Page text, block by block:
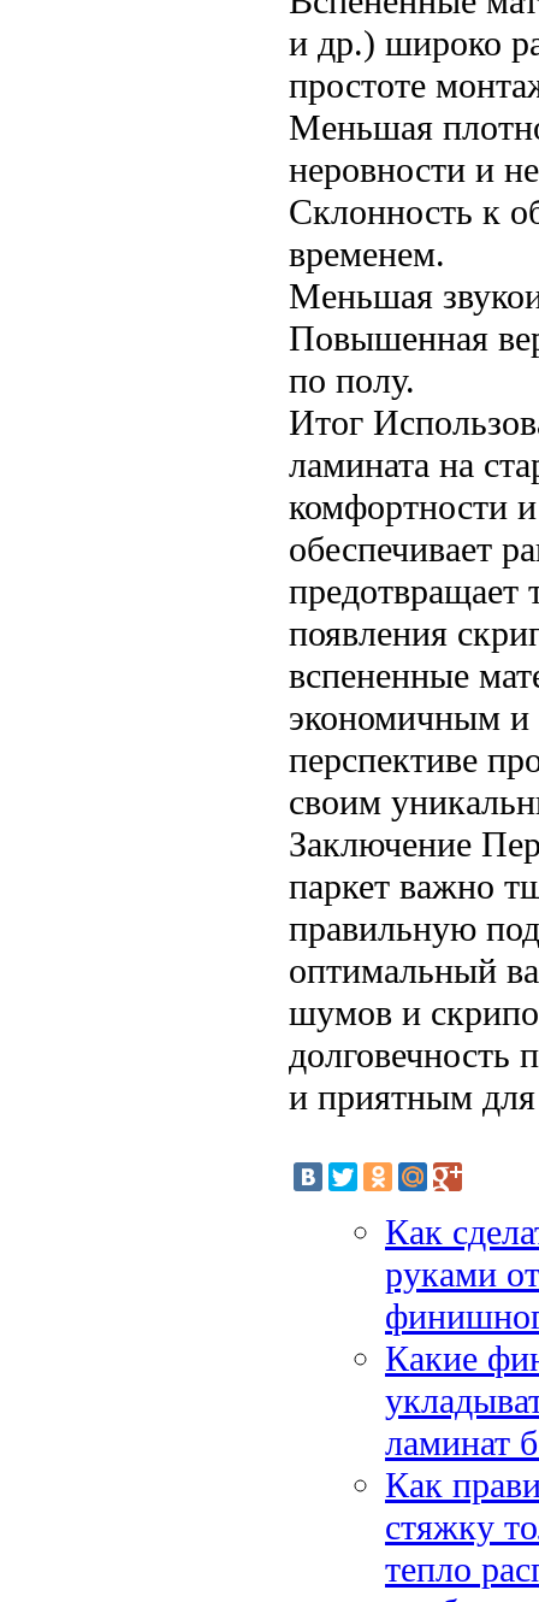
и др.) широко
простоте
Меньшая
неровности и
Склонность к
временем.
Меньшая
Повышенная
по полу.
Итог
ламината на
комфортности
обеспечивает
предотвращает
появления
вспененные
экономичным и
перспективе
своим
Заключение
паркет важно
правильную
оптимальный
шумов и
долговечность
и приятным
Как
руками
Какие
ламинат
Как
стяжку
тепло